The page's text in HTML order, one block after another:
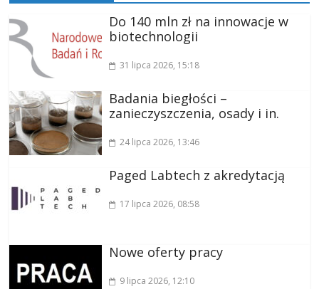
Do 140 mln zł na innowacje w
biotechnologii
31 lipca 2026, 15:18
Badania biegłości –
zanieczyszczenia, osady i in.
24 lipca 2026, 13:46
Paged Labtech z akredytacją
17 lipca 2026, 08:58
Nowe oferty pracy
9 lipca 2026, 12:10